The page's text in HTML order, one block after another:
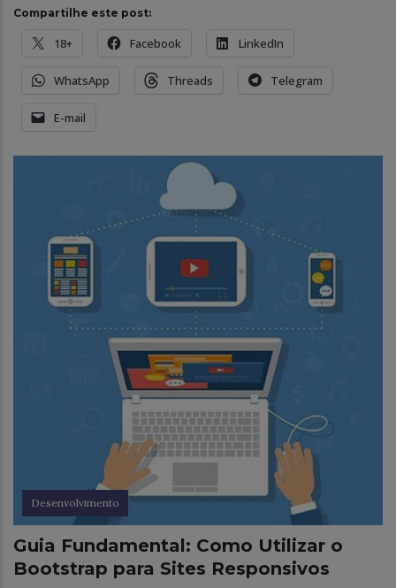
Compartilhe este post:
18+ Facebook LinkedIn
WhatsApp Threads Telegram
E-mail
Desenvolvimento
Guia Fundamental: Como Utilizar o
Bootstrap para Sites Responsivos